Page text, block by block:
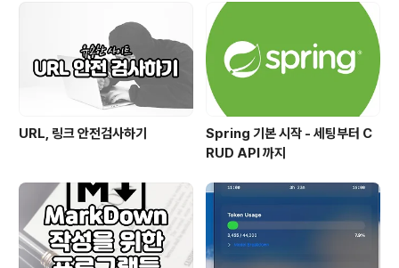
URL, 링크 안전검사하기
Spring 기본 시작 - 세팅부터 C
RUD API 까지